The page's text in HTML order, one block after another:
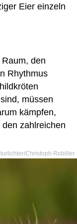
Eier einzeln
den
Rhythmus
müssen
kämpfen,
zahlreichen
Christoph Robiller